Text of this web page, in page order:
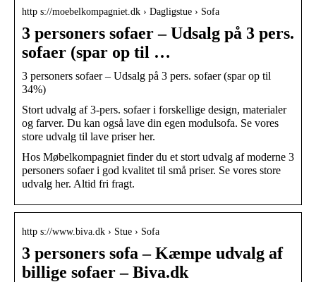
http s://moebelkompagniet.dk › Dagligstue › Sofa
3 personers sofaer – Udsalg på 3 pers.
sofaer (spar op til …
3 personers sofaer – Udsalg på 3 pers. sofaer (spar op til
34%)
Stort udvalg af 3-pers. sofaer i forskellige design, materialer
og farver. Du kan også lave din egen modulsofa. Se vores
store udvalg til lave priser her.
Hos Møbelkompagniet finder du et stort udvalg af moderne 3
personers sofaer i god kvalitet til små priser. Se vores store
udvalg her. Altid fri fragt.
http s://www.biva.dk › Stue › Sofa
3 personers sofa – Kæmpe udvalg af
billige sofaer – Biva.dk